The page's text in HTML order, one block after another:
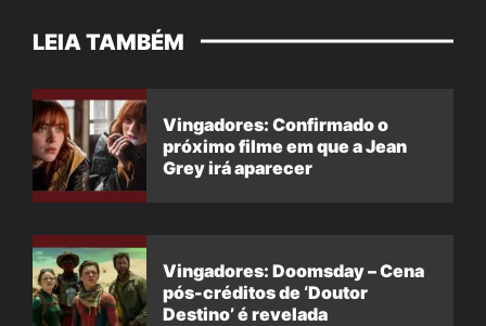
LEIA TAMBÉM
Vingadores: Confirmado o
próximo filme em que a Jean
Grey irá aparecer
Vingadores: Doomsday – Cena
pós-créditos de ‘Doutor
Destino’ é revelada